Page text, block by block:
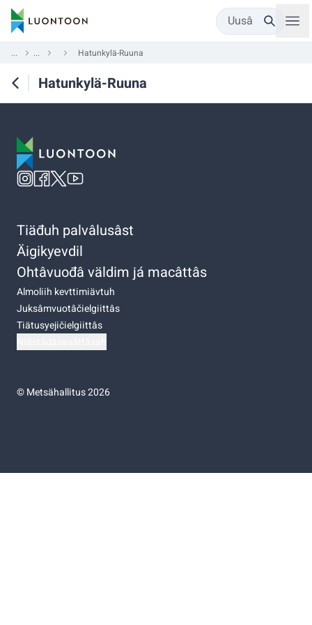
Uusâ
... ... Hatunkylä-Ruuna
Hatunkylä-Ruuna
Tiäđuh palvâlusâst
Äigikyevdil
Ohtâvuođâ väldim já macâttâs
Almoliih kevttimiävtuh
Juksâmvuotâčielgiittâs
Tiätusyejičielgiittâs
©Metsähallitus 2026